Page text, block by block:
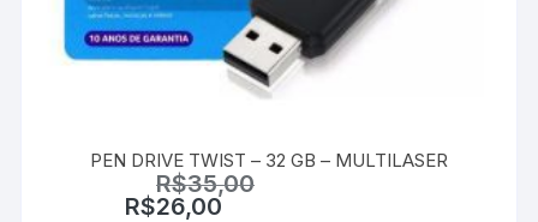
PEN DRIVE TWIST – 32 GB – MULTILASER
R$35,00
R$26,00